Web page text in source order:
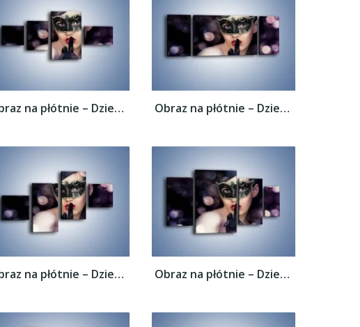
Obraz na płótnie – Dziewczyna w czarnej... Obraz na płótnie – Dziewczyna w czarnej...
Obraz na płótnie – Dziewczyna w czarnej... Obraz na płótnie – Dziewczyna w czarnej...